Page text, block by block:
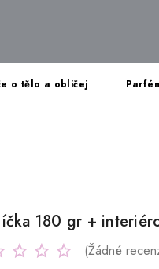
o tělo a obličej
180 gr +
(Žádné